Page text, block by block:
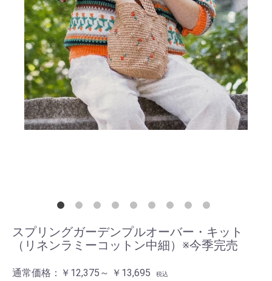
スプリングガーデンプルオーバー・キット
（リネンラミーコットン中細）※今季完売
通常価格： ￥12,375～ ￥13,695 税込